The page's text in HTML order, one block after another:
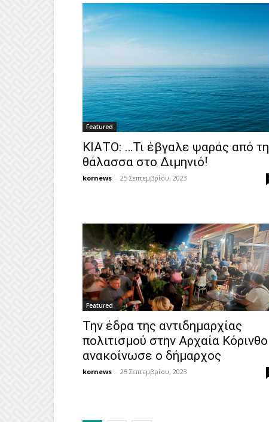
Featured
ΚΙΑΤΟ: …Τι έβγαλε ψαράς από τη
θάλασσα στο Διμηνιό!
kornews - 25 Σεπτεμβρίου, 2023
Featured
Την έδρα της αντιδημαρχίας
πολιτισμού στην Αρχαία Κόρινθο
ανακοίνωσε ο δήμαρχος
kornews - 25 Σεπτεμβρίου, 2023